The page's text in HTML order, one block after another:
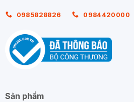
0985828826 0984420000
Sản phẩm